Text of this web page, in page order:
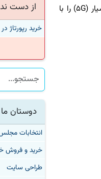
به گزارش لینك بگیر دات كام سازمان تنظیم مقررات و ارتباطات رادیویی نقشه راه گذر كشور به نسل پنجم فناوری های ارتباطات سیار (۵G) را با
از دست
خرید رپورتاژ در 200 سایت
دوستان ما
انتخابات
خرید و فروش
طراحی سایت